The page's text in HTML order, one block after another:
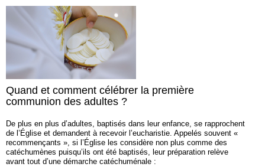
Quand et comment célébrer la première
communion des adultes ?
De plus en plus d’adultes, baptisés dans leur enfance, se rapprochent
de l’Église et demandent à recevoir l’eucharistie. Appelés souvent «
recommençants », si l’Église les considère non plus comme des
catéchumènes puisqu’ils ont été baptisés, leur préparation relève
avant tout d’une démarche catéchuménale :